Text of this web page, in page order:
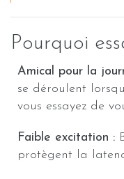
Pourquoi
Amical pour la
se déroulent
vous essayez de
Faible excitation :
protègent la